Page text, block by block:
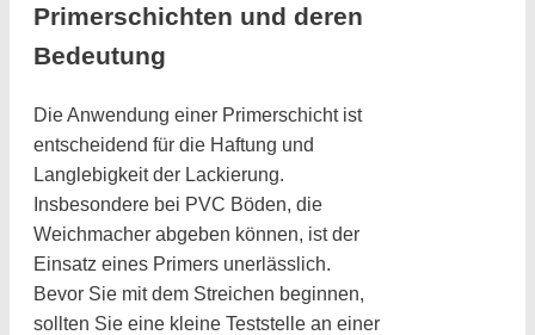
Primerschichten und deren
Bedeutung
Die Anwendung einer Primerschicht ist
entscheidend für die Haftung und
Langlebigkeit der Lackierung.
Insbesondere bei PVC Böden, die
Weichmacher abgeben können, ist der
Einsatz eines Primers unerlässlich.
Bevor Sie mit dem Streichen beginnen,
sollten Sie eine kleine Teststelle an einer